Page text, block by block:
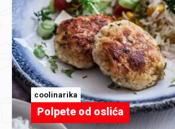
coolinarika
Polpete od oslića